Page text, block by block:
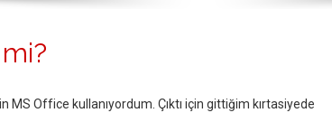
MS Office kullanıyordum. Çıktı için gittiğim kırtasiyede